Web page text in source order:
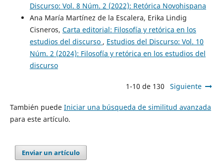
Discurso: Vol. 8 Núm. 2 (2022): Retórica Novohispana
Ana María Martínez de la Escalera, Erika Lindig
Cisneros, Carta editorial: Filosofía y retórica en los
estudios del discurso , Estudios del Discurso: Vol. 10
Núm. 2 (2024): Filosofía y retórica en los estudios del
discurso
1-10 de 130 Siguiente
También puede Iniciar una búsqueda de similitud avanzada
para este artículo.
Enviar un artículo